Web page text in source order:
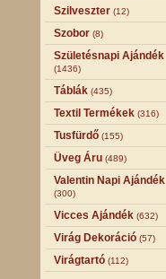
Szilveszter (12)
Szobor (8)
Születésnapi Ajándék
(1436)
Táblák (435)
Textil Termékek (316)
Tusfürdő (155)
Üveg Áru (489)
Valentin Napi Ajándék
(300)
Vicces Ajándék (632)
Virág Dekoráció (57)
Virágtartó (112)